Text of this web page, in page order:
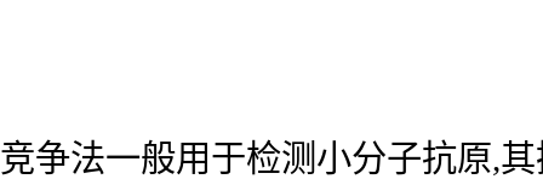
竞争法一般用于检测小分子抗原,